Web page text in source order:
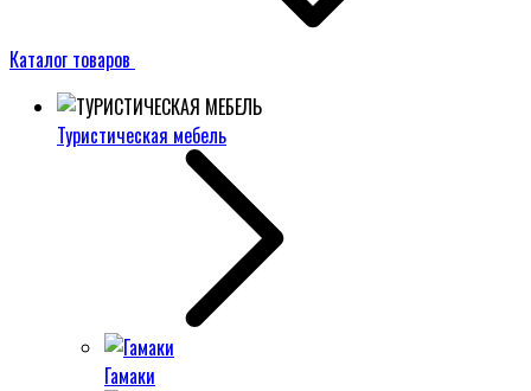
Каталог товаров
Туристическая мебель
Гамаки